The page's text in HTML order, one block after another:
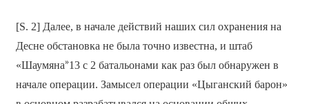
[S. 2] Далее, в начале действий наших сил охранения на
Десне обстановка не была точно известна, и штаб
«Шаумяна»13 с 2 батальонами как раз был обнаружен в
начале операции. Замысел операции «Цыганский барон»